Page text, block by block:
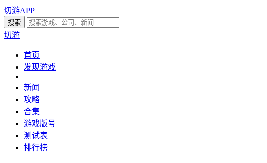
切游APP
切游
首页
发现游戏
新闻
攻略
合集
游戏版号
测试表
排行榜